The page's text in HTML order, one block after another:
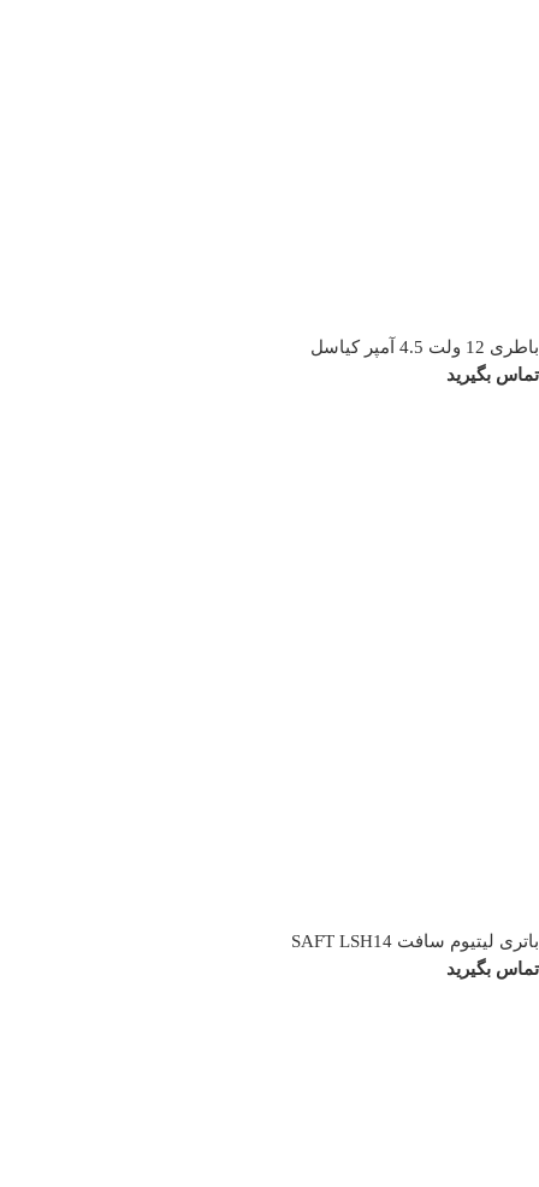
باطری 12 ولت 4.5 آمپر کیاسل
تماس بگیرید
باتری لیتیوم سافت SAFT LSH14
تماس بگیرید